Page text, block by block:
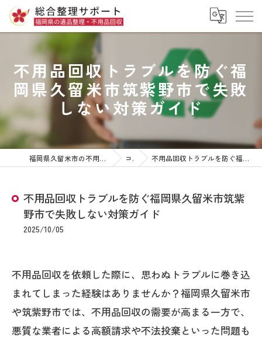
不用品回収トラブルを防ぐ福
岡県久留米市筑紫野市で失敗
しない対策ガイド
福岡県久留米市の不用品回収なら株式会社総合整理サポート コラム 不用品回収トラブルを防ぐ福岡県久留米市筑紫野市で失敗しない対策ガイド
不用品回収トラブルを防ぐ福岡県久留米市筑紫
野市で失敗しない対策ガイド
2025/10/05
不用品回収を依頼した際に、思わぬトラブルに巻き込
まれてしまった経験はありませんか？福岡県久留米市
や筑紫野市では、不用品回収の需要が高まる一方で、
悪質な業者による高額請求や不法投棄といった問題も